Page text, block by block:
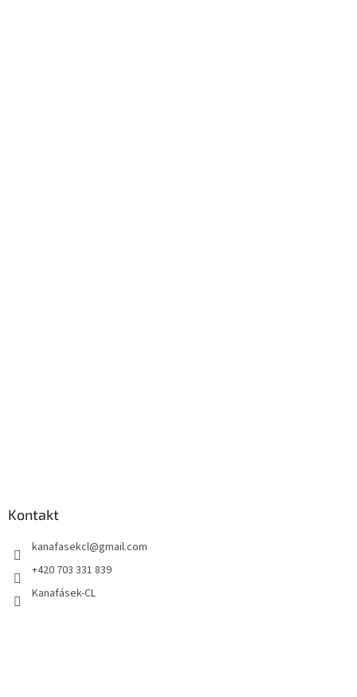
Kontakt
kanafasekcl@gmail.com
+420 703 331 839
Kanafásek-CL